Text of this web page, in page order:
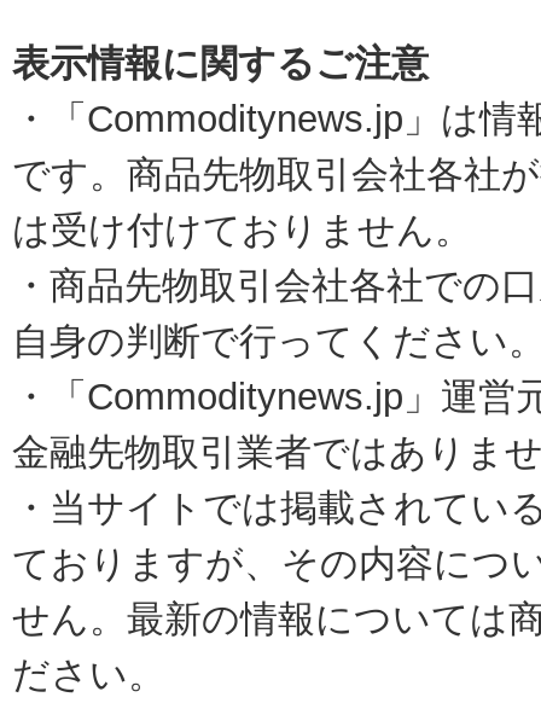
表示情報に関するご注意
・「Commoditynews.jp」は
です。商品先物取引会社各社
は受け付けておりません。
・商品先物取引会社各社での
自身の判断で行ってください
・「Commoditynews.jp」運
金融先物取引業者ではありま
・当サイトでは掲載されてい
ておりますが、その内容につ
せん。最新の情報については
ださい。